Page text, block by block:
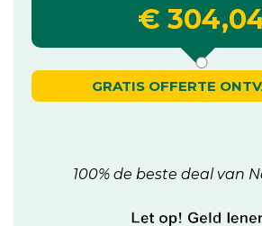
€
GRATIS OFFERTE
100% de beste deal van